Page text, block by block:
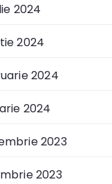
2024
2024
2024
2024
2023
2023